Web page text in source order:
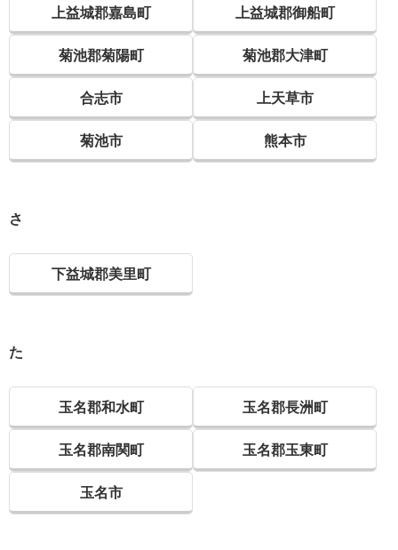
上益城郡嘉島町 上益城郡御船町
菊池郡菊陽町 菊池郡大津町
合志市 上天草市
菊池市 熊本市
さ
下益城郡美里町
た
玉名郡和水町 玉名郡長洲町
玉名郡南関町 玉名郡玉東町
玉名市